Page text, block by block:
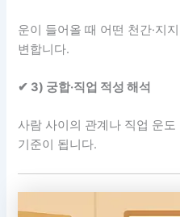
운이 들어올 때 어떤 천간·지
변합니다.
✔ 3) 궁합·직업 적성 해석
사람 사이의 관계나 직업 운
기준이 됩니다.